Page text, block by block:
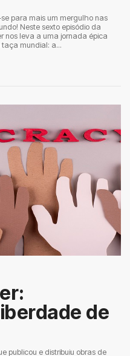
para mais um mergulho nas
Neste sexto episódio da
nos leva a uma jornada épica
mundial: a...
de
publicou e distribuiu obras de